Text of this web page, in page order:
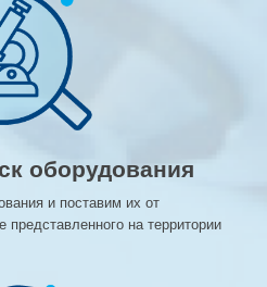
оборудования
и поставим их от
представленного на территории